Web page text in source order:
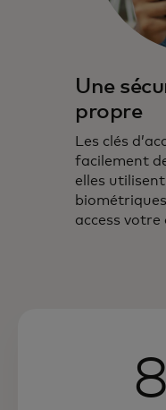
Une
propre
Les clés
facilement
elles
access votre